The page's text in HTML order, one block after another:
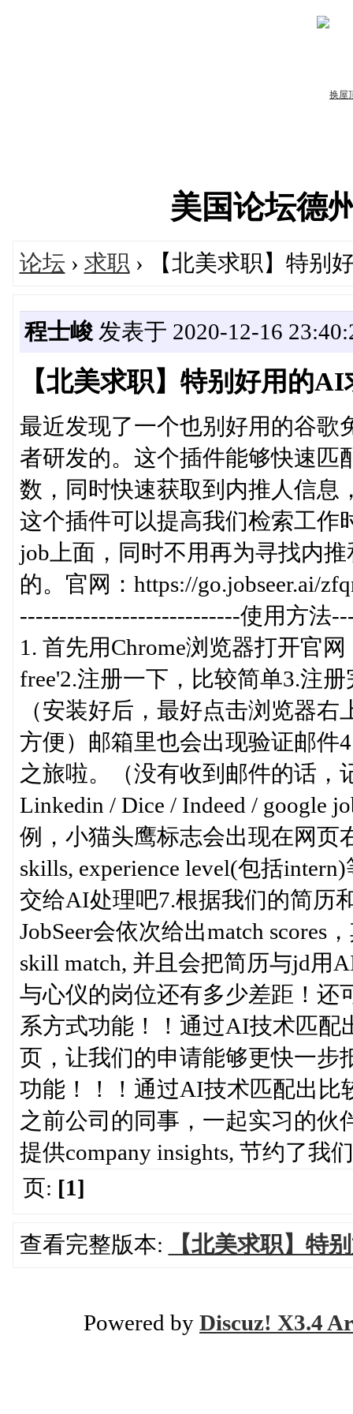
美国论坛德
论坛 › 求职 › 【北美求职】特别
程士峻发表于 2020-12-16
【北美求职】特别好用的
最近发现了一个也别好用的谷歌
者研发的。这个插件能够快速匹
数，同时快速获取到内推人信息
这个插件可以提高我们检索工作
job上面，同时不用再为寻找内
的。官网：https://go.jobseer.ai/
----------------------------使用方法
1. 首先用Chrome浏览器打开官网
free'2.注册一下，比较简单3.注
（安装好后，最好点击浏览器右
方便）邮箱里也会出现验证邮件
之旅啦。（没有收到邮件的话，
Linkedin / Dice / Indeed / google
例，小猫头鹰标志会出现在网页
skills, experience level(包括
交给AI处理吧7.根据我们的简历
JobSeer会依次给出match scores
skill match, 并且会把简历与jd用
与心仪的岗位还有多少差距！还
系方式功能！！通过AI技术匹配
页，让我们的申请能够更快一步
功能！！！通过AI技术匹配出比
之前公司的同事，一起实习的伙
提供company insights, 节约了我
页: [1]
查看完整版本: 【北美求职】特
Powered by Discuz! X3.4